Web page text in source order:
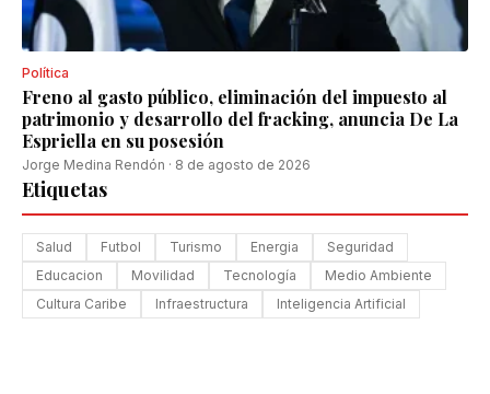
Política
Freno al gasto público, eliminación del impuesto al
patrimonio y desarrollo del fracking, anuncia De La
Espriella en su posesión
Jorge Medina Rendón · 8 de agosto de 2026
Etiquetas
Salud Futbol Turismo Energia
Seguridad
Educacion
Movilidad Tecnología
Medio Ambiente
Cultura Caribe
Infraestructura Inteligencia Artificial